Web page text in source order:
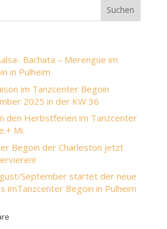
Bachata – Merengue im
in Pulheim
im Tanzcenter Begoin
2025 in der KW 36
den Herbstferien im Tanzcenter
Mi.
Begoin der Charleston jetzt
September startet der neue
imTanzcenter Begoin in Pulheim